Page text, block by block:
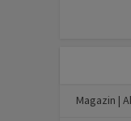
Magazin |